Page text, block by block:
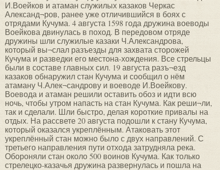
И.Воейков и атаман служилых казаков Черкас
Александ¬ров, ранее уже отличившийся в боях с
отрядами Кучума. 4 августа 1598 года дружина воеводы
Воейкова двинулась в поход. В передовом отряде
дружины шли служилые казаки Ч.Александрова,
который вы¬слал разъезды для захвата сторожей
Кучума и разведки его местона-хождения. Все стрельцы
были в составе главных сил. 19 августа разъ¬езд
казаков обнаружил стан Кучума и сообщил о нём
атаману Ч.Алек¬сандрову и воеводе И.Воейкову.
Воевода и атаман решили оставить обоз и идти всю
ночь, чтобы утром напасть на стан Кучума. Как реши¬ли,
так и сделали. Шли быстро, делая короткие привалы на
отдых. На рассвете 20 августа подошли к стану Кучума,
который оказался укреплённым. Атаковать этот
укреплённый стан можно было с двух направлений. С
третьего направления пути отхода затрудняла река.
Обороняли стан около 500 воинов Кучума. Как только
стрелецко-казачья дружина развернулась и пошла на